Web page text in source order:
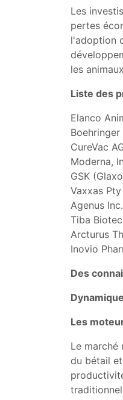
Les
pertes
l'adoption
les
Liste des
Elanco
CureVac
Moderna,
GSK
Vaxxas
Agenus Inc.
Tiba
Arcturus
Inovio
Des
Les
Le marché
du bétail